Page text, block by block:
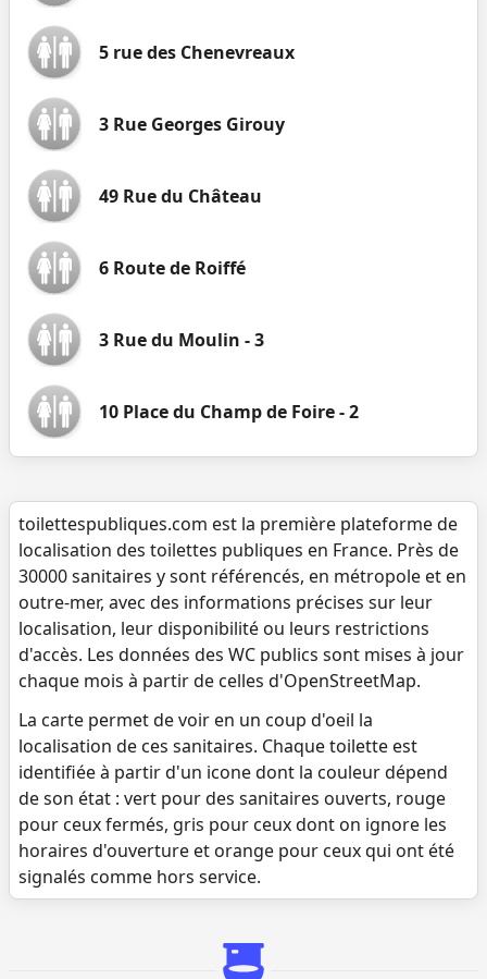
5 rue des Chenevreaux
3 Rue Georges Girouy
49 Rue du Château
6 Route de Roiffé
3 Rue du Moulin - 3
10 Place du Champ de Foire - 2
toilettespubliques.com est la première plateforme de
localisation des toilettes publiques en France. Près de
30000 sanitaires y sont référencés, en métropole et en
outre-mer, avec des informations précises sur leur
localisation, leur disponibilité ou leurs restrictions
d'accès. Les données des WC publics sont mises à jour
chaque mois à partir de celles d'OpenStreetMap.
La carte permet de voir en un coup d'oeil la
localisation de ces sanitaires. Chaque toilette est
identifiée à partir d'un icone dont la couleur dépend
de son état : vert pour des sanitaires ouverts, rouge
pour ceux fermés, gris pour ceux dont on ignore les
horaires d'ouverture et orange pour ceux qui ont été
signalés comme hors service.